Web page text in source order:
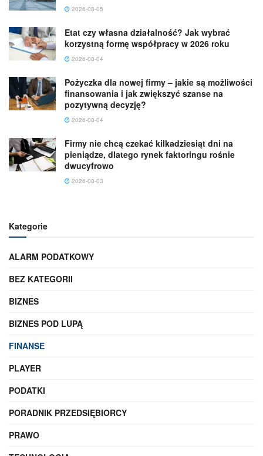
2026-08-05
Etat czy własna działalność? Jak wybrać
korzystną formę współpracy w 2026 roku
2026-08-04
Pożyczka dla nowej firmy – jakie są możliwości
finansowania i jak zwiększyć szanse na
pozytywną decyzję?
2026-08-04
Firmy nie chcą czekać kilkadziesiąt dni na
pieniądze, dlatego rynek faktoringu rośnie
dwucyfrowo
2026-08-03
Kategorie
ALARM PODATKOWY
BEZ KATEGORII
BIZNES
BIZNES POD LUPĄ
FINANSE
PLAYER
PODATKI
PORADNIK PRZEDSIĘBIORCY
PRAWO